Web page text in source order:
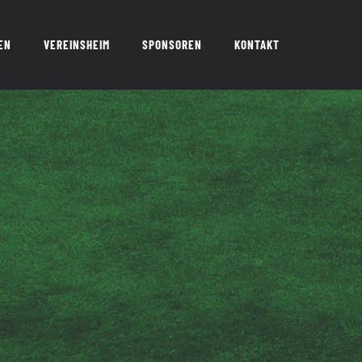
VEREINSHEIM SPONSOREN KONTAKT